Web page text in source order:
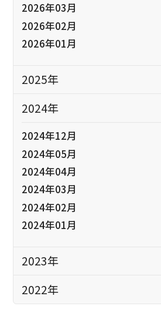
2026年03月
2026年02月
2026年01月
2025年
2024年
2024年12月
2024年05月
2024年04月
2024年03月
2024年02月
2024年01月
2023年
2022年